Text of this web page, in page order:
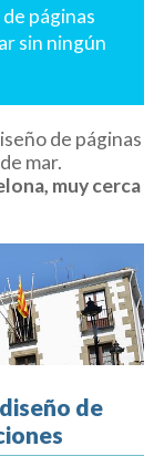
páginas
sin ningún
de páginas
mar.
muy cerca
de